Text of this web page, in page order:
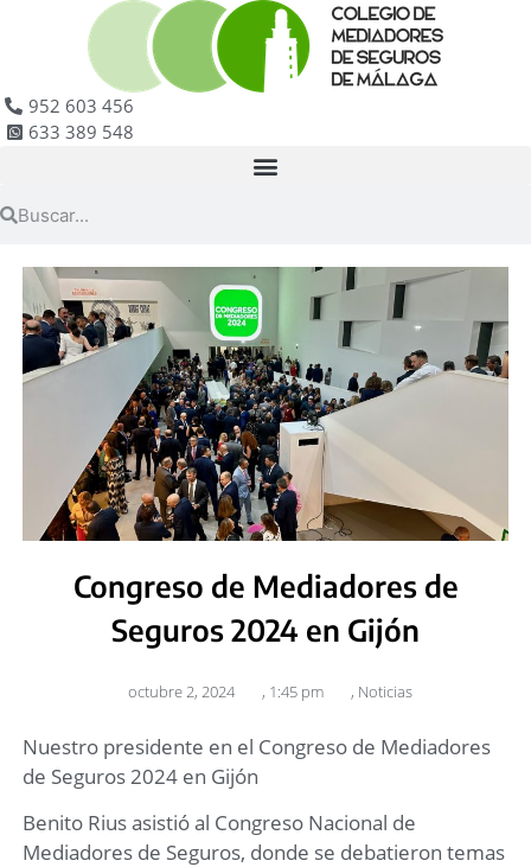
952 603 456
633 389 548
Congreso de Mediadores de
Seguros 2024 en Gijón
octubre 2, 2024 , 1:45 pm , Noticias
Nuestro presidente en el Congreso de Mediadores
de Seguros 2024 en Gijón
Benito Rius asistió al Congreso Nacional de
Mediadores de Seguros, donde se debatieron temas